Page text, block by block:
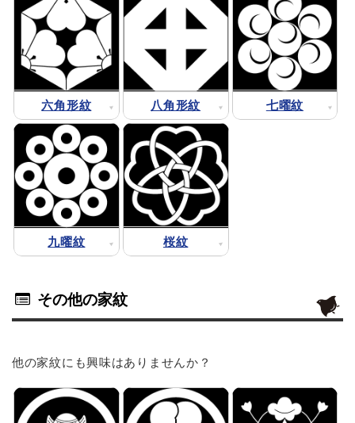
六角形紋 八角形紋 七曜紋
九曜紋 桜紋
その他の家紋
他の家紋にも興味はありませんか？